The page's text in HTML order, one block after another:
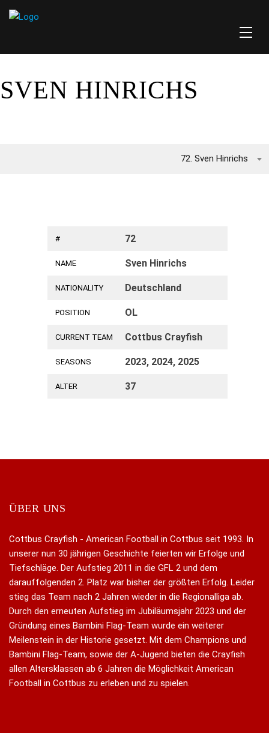
SVEN HINRICHS
72. Sven Hinrichs
# 72
NAME Sven Hinrichs
NATIONALITY Deutschland
POSITION OL
CURRENT TEAM Cottbus Crayfish
SEASONS 2023, 2024, 2025
ALTER 37
ÜBER UNS
Cottbus Crayfish - American Football in Cottbus seit 1993. In
unserer nun 30 jährigen Geschichte feierten wir Erfolge und
Tiefschläge. Der Aufstieg 2011 in die GFL 2 und dem
darauffolgenden 2. Platz war bisher der größten Erfolg. Leider
stieg das Team nach 2 Jahren wieder in die Regionalliga ab.
Durch den erneuten Aufstieg im Jubiläumsjahr 2023 und der
Gründung eines Bambini Flag-Team wurde ein weiterer
Meilenstein in der Historie gesetzt. Mit dem Champions und
Bambini Flag-Team, sowie der A-Jugend bieten die Crayfish
allen Altersklassen ab 6 Jahren die Möglichkeit American
Football in Cottbus zu erleben und zu spielen.